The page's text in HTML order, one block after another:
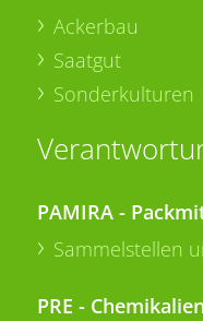
Ackerbau
Saatgut
Sonderkulturen
PAMIRA -
Sammelstellen
PRE -